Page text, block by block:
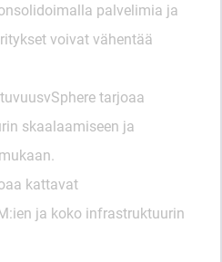
palvelimia ja
voivat vähentää
vSphere tarjoaa
skaalaamiseen ja
kattavat
ja koko infrastruktuurin